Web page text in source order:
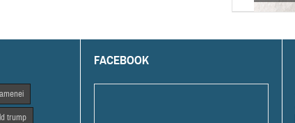
trump
FACEBOOK